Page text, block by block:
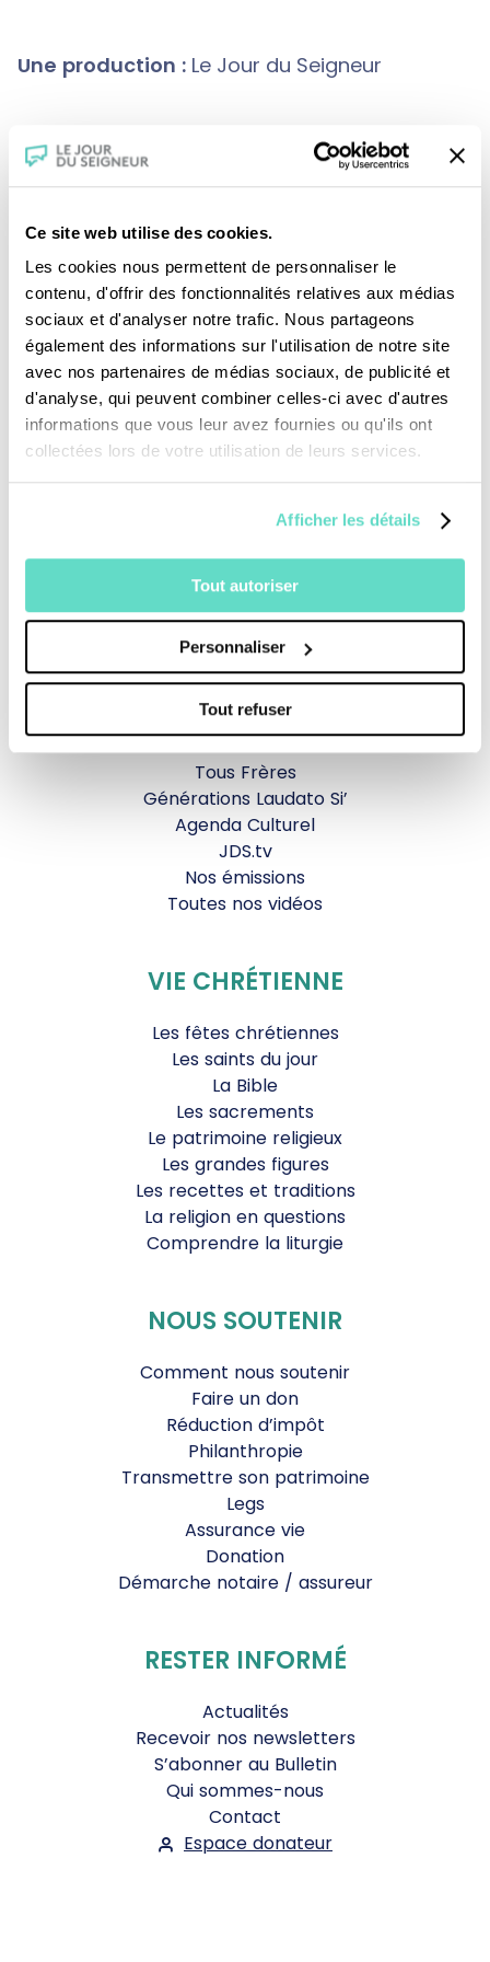
Ce site web utilise des cookies.
Les cookies nous permettent de personnaliser le
contenu, d'offrir des fonctionnalités relatives aux médias
sociaux et d'analyser notre trafic. Nous partageons
également des informations sur l'utilisation de notre site
avec nos partenaires de médias sociaux, de publicité et
d'analyse, qui peuvent combiner celles-ci avec d'autres
informations que vous leur avez fournies ou qu'ils ont
collectées lors de votre utilisation de leurs services.
Afficher les détails
Tout autoriser
Personnaliser
Tout refuser
Une production : Le Jour du Seigneur
Crédits :Présentation : Père Marc-Antoine
Bêchétoille, o.p.
Graphisme et illustration musicale : Aurélien
Boeri
TOUS NOS PROGRAMMES
La messe
Magazine Le Jour du Seigneur
Documentaires
Parole Inattendue
Tous Frères
Générations Laudato Si’
Agenda Culturel
JDS.tv
Nos émissions
Toutes nos vidéos
VIE CHRÉTIENNE
Les fêtes chrétiennes
Les saints du jour
La Bible
Les sacrements
Le patrimoine religieux
Les grandes figures
Les recettes et traditions
La religion en questions
Comprendre la liturgie
NOUS SOUTENIR
Comment nous soutenir
Faire un don
Réduction d’impôt
Philanthropie
Transmettre son patrimoine
Legs
Assurance vie
Donation
Démarche notaire / assureur
RESTER INFORMÉ
Actualités
Recevoir nos newsletters
S’abonner au Bulletin
Qui sommes-nous
Contact
Espace donateur